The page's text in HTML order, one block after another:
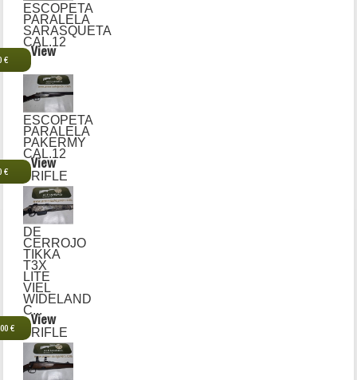
ESCOPETA
PARALELA
SARASQUETA
CAL.12
€
View
ESCOPETA
PARALELA
PAKERMY
CAL.12
€
View
RIFLE
DE
CERROJO
TIKKA
T3X
LITE
VIEL
WIDELAND
C...
€
View
RIFLE